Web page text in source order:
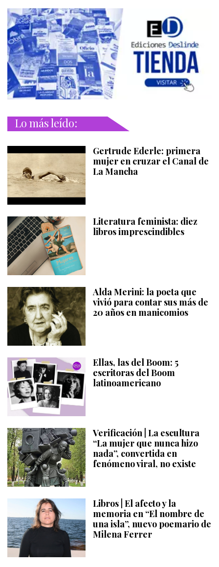
Lo más leído:
Gertrude Ederle: primera
mujer en cruzar el Canal de
La Mancha
Literatura feminista: diez
libros imprescindibles
Alda Merini: la poeta que
vivió para contar sus más de
20 años en manicomios
Ellas, las del Boom: 5
escritoras del Boom
latinoamericano
Verificación | La escultura
“La mujer que nunca hizo
nada”, convertida en
fenómeno viral, no existe
Libros | El afecto y la
memoria en “El nombre de
una isla”, nuevo poemario de
Milena Ferrer